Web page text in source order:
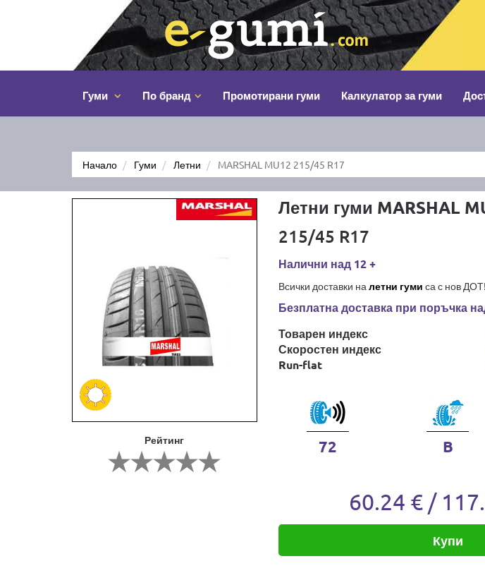
Гуми По бранд Промотирани гуми Калкулатор за гуми
Начало Гуми Летни MARSHAL MU12 215/45 R17
Рейтинг
Летни гуми MARSHAL
215/45 R17
Налични над 12 +
Всички доставки на летни гуми са с нов ДОТ!
Безплатна доставка при поръчка
Товарен индекс
Скоростен индекс
Run-flat
72 B
60.24 € /
Купи